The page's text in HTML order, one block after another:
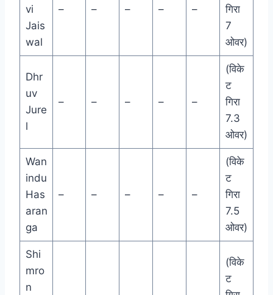
vi
Jais
wal
– – – – –
गिरा
7
ओवर)
Dhr
uv
Jure
l
– – – – –
(विके
ट
गिरा
7.3
ओवर)
Wan
indu
Has
aran
ga
– – – – –
(विके
ट
गिरा
7.5
ओवर)
Shi
mro
n
(विके
ट